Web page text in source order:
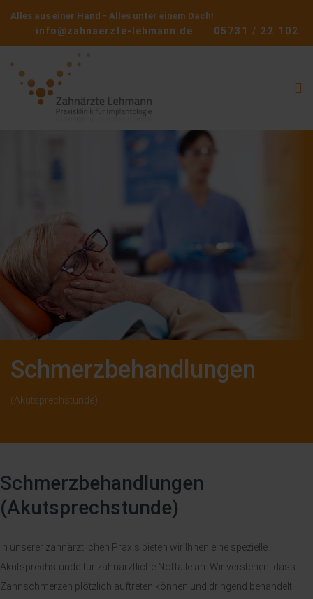
Alles aus einer Hand - Alles unter einem Dach!
info@zahnaerzte-lehmann.de 05731 / 22 102
Schmerzbehandlungen
(Akutsprechstunde)
Schmerzbehandlungen
(Akutsprechstunde)
In unserer zahnärztlichen Praxis bieten wir Ihnen eine spezielle
Akutsprechstunde für zahnärztliche Notfälle an. Wir verstehen, dass
Zahnschmerzen plötzlich auftreten können und dringend behandelt